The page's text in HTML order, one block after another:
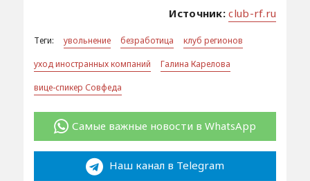
Источник:club-rf.ru
Теги: увольнение безработица
клуб регионов
уход иностранных компаний
Галина Карелова
вице-спикер Совфеда
Самые важные новости в WhatsApp
Наш канал в Telegram